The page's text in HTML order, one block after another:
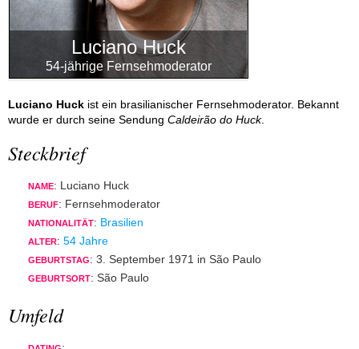
Luciano Huck
54-jährige Fernsehmoderator
Luciano Huck ist ein brasilianischer Fernsehmoderator. Bekannt
wurde er durch seine Sendung Caldeirão do Huck.
Steckbrief
NAME: Luciano Huck
BERUF: Fernsehmoderator
NATIONALITÄT: Brasilien
ALTER: 54 Jahre
GEBURTSTAG: 3. September 1971 in São Paulo
GEBURTSORT: São Paulo
Umfeld